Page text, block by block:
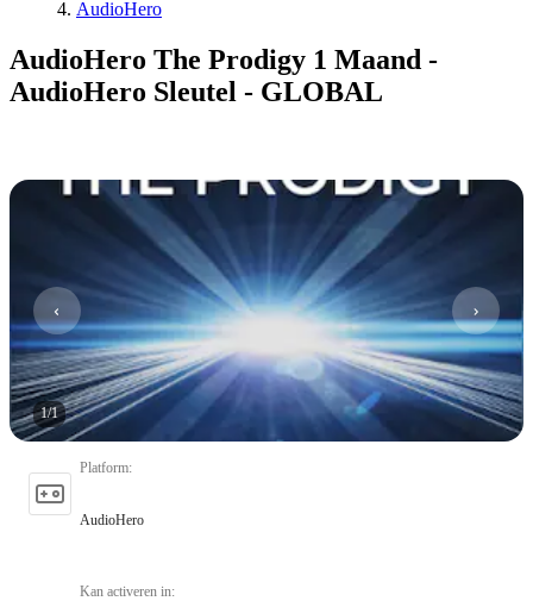
AudioHero
AudioHero The Prodigy 1 Maand -
AudioHero Sleutel - GLOBAL
1/1
Platform:
AudioHero
Kan activeren in: